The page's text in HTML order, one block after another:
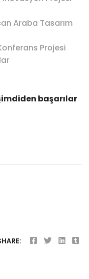
Araba Tasarım
Projesi
başarılar